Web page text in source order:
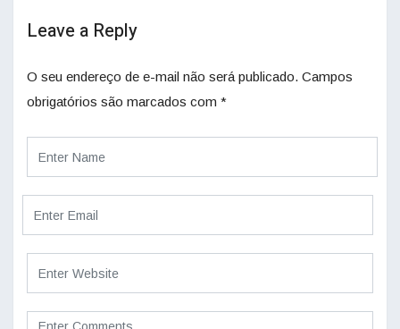
Leave a Reply
O seu endereço de e-mail não será publicado. Campos
obrigatórios são marcados com *